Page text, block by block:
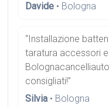
Davide • Bologna
“Installazione
taratura accessori
consigliati!”
Silvia • Bologna